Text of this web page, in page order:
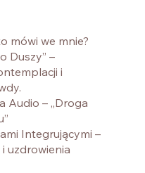
mówi we mnie?
Duszy” –
i
Audio – „Droga
Integrującymi –
uzdrowienia